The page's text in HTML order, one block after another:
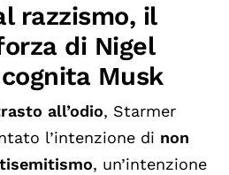
razzismo, il
di Nigel
Musk
all’odio, Starmer
l’intenzione di non
, un’intenzione